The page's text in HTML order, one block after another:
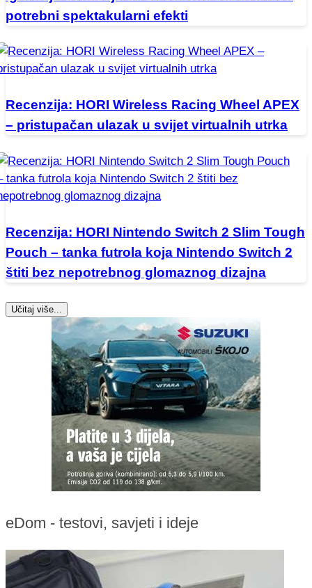
potrebni spektakularni efekti
Recenzija: HORI Wireless Racing Wheel APEX
– pristupačan ulazak u svijet virtualnih utrka
Recenzija: HORI Nintendo Switch 2 Slim Tough
Pouch – tanka futrola koja Nintendo Switch 2
štiti bez nepotrebnog glomaznog dizajna
Učitaj više...
eDom - testovi, savjeti i ideje